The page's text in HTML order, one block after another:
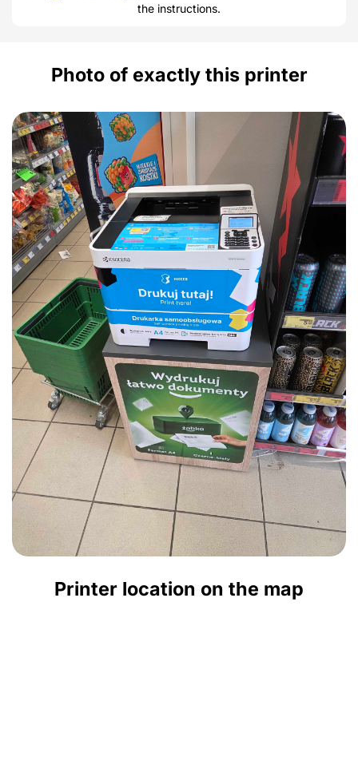
the instructions.
Photo of exactly this printer
Printer location on the map